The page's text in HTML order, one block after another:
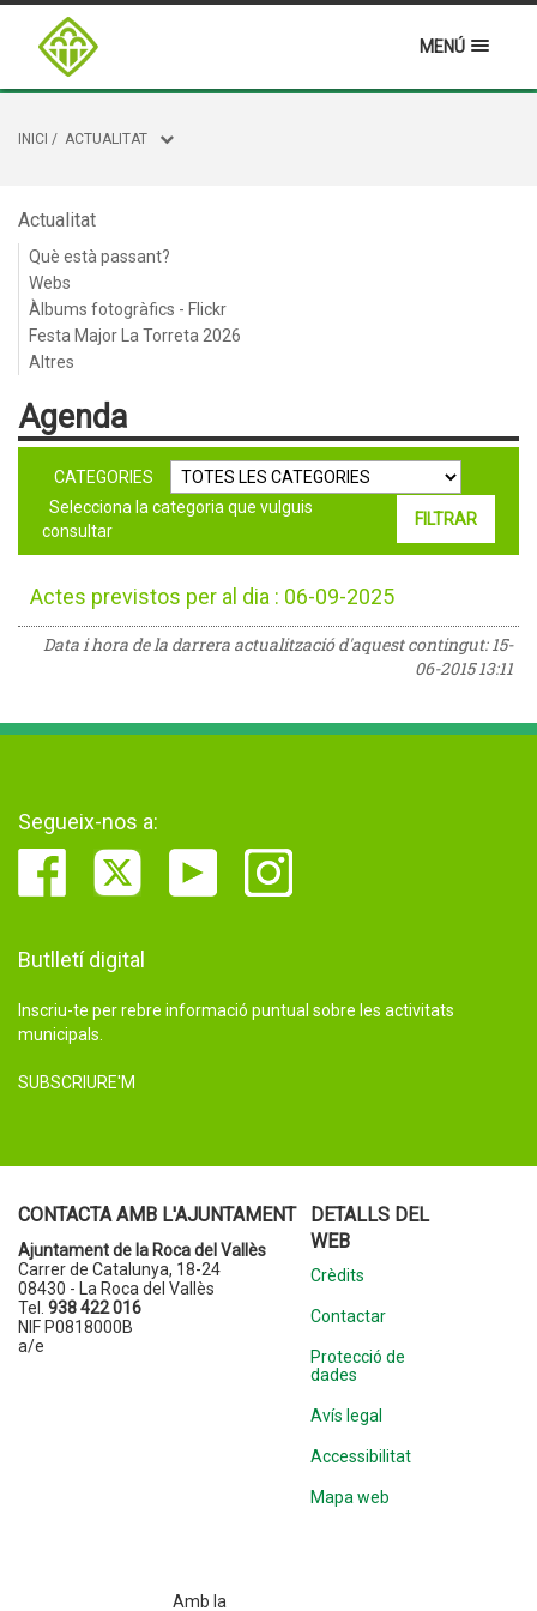
MENÚ
INICI / ACTUALITAT
Actualitat
Què està passant?
Webs
Àlbums fotogràfics - Flickr
Festa Major La Torreta 2026
Altres
Agenda
CATEGORIES
Selecciona la categoria que vulguis
consultar
Actes previstos per al dia : 06-09-2025
Data i hora de la darrera actualització d'aquest contingut:15-
06-2015 13:11
Segueix-nos a:
Butlletí digital
Inscriu-te per rebre informació puntual sobre les activitats
municipals.
SUBSCRIURE'M
CONTACTA AMB L'AJUNTAMENT
Ajuntament de la Roca del Vallès
Carrer de Catalunya, 18-24
08430 - La Roca del Vallès
Tel. 938 422 016
NIF P0818000B
a/e
DETALLS DEL
WEB
Crèdits
Contactar
Protecció de
dades
Avís legal
Accessibilitat
Mapa web
Amb la